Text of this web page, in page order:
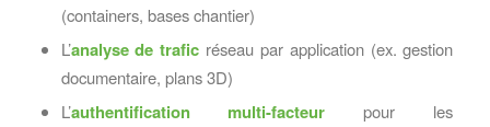
(containers, bases chantier)
L’analyse de trafic réseau par application (ex. gestion
documentaire, plans 3D)
L’authentification multi-facteur pour les